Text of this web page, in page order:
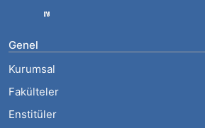
Genel
Kurumsal
Fakülteler
Enstitüler